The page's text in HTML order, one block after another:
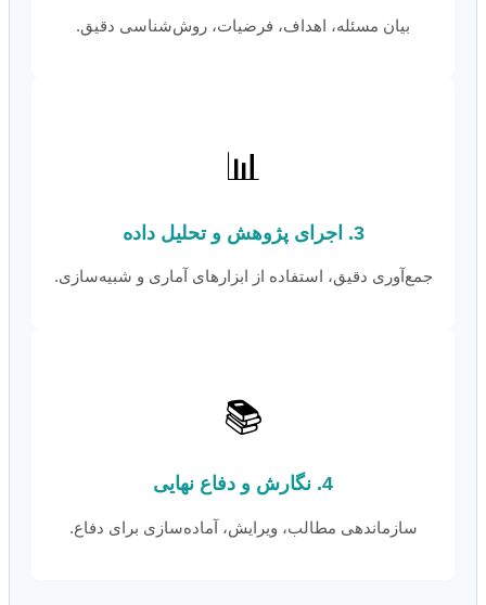
بیان مسئله، اهداف، فرضیات، روش‌شناسی دقیق.
📊
3. اجرای پژوهش و تحلیل داده
جمع‌آوری دقیق، استفاده از ابزارهای آماری و شبیه‌سازی.
📚
4. نگارش و دفاع نهایی
سازماندهی مطالب، ویرایش، آماده‌سازی برای دفاع.